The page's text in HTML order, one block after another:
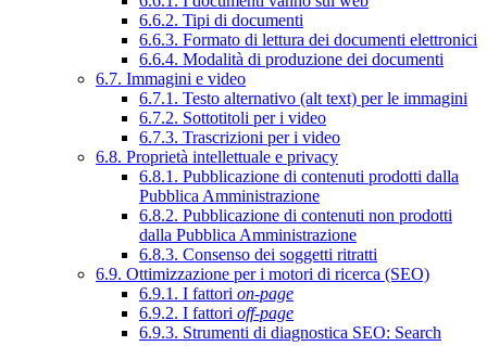
6.6.2. Tipi di documenti
6.6.3. Formato di lettura dei documenti elettronici
6.6.4. Modalità di produzione dei documenti
6.7. Immagini e video
6.7.1. Testo alternativo (alt text) per le immagini
6.7.2. Sottotitoli per i video
6.7.3. Trascrizioni per i video
6.8. Proprietà intellettuale e privacy
6.8.1. Pubblicazione di contenuti prodotti dalla
Pubblica Amministrazione
6.8.2. Pubblicazione di contenuti non prodotti
dalla Pubblica Amministrazione
6.8.3. Consenso dei soggetti ritratti
6.9. Ottimizzazione per i motori di ricerca (SEO)
6.9.1. I fattori on-page
6.9.2. I fattori off-page
6.9.3. Strumenti di diagnostica SEO: Search